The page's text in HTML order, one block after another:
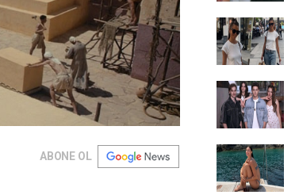
ABONE OL